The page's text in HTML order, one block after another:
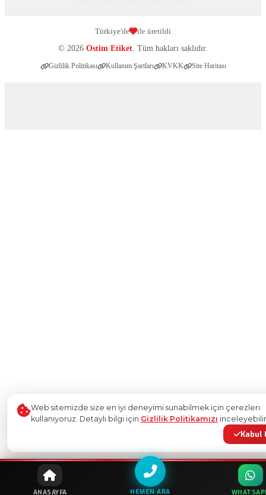
© 2026 Ostim Etiket. Tüm hakları saklıdır.
Türkiye'de ile üretildi
Gizlilik Politikası Kullanım Şartları KVKK Site Haritası
ANASAYFA HEMEN ARA
Web sitemizde size en iyi deneyimi sunabilmek için çerezleri
kullanıyoruz. Detaylı bilgi için Gizlilik Politikamızı
Kabul